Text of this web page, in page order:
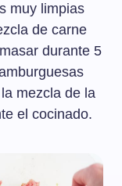
muy limpias
de carne
durante 5
mezcla de la
el cocinado.